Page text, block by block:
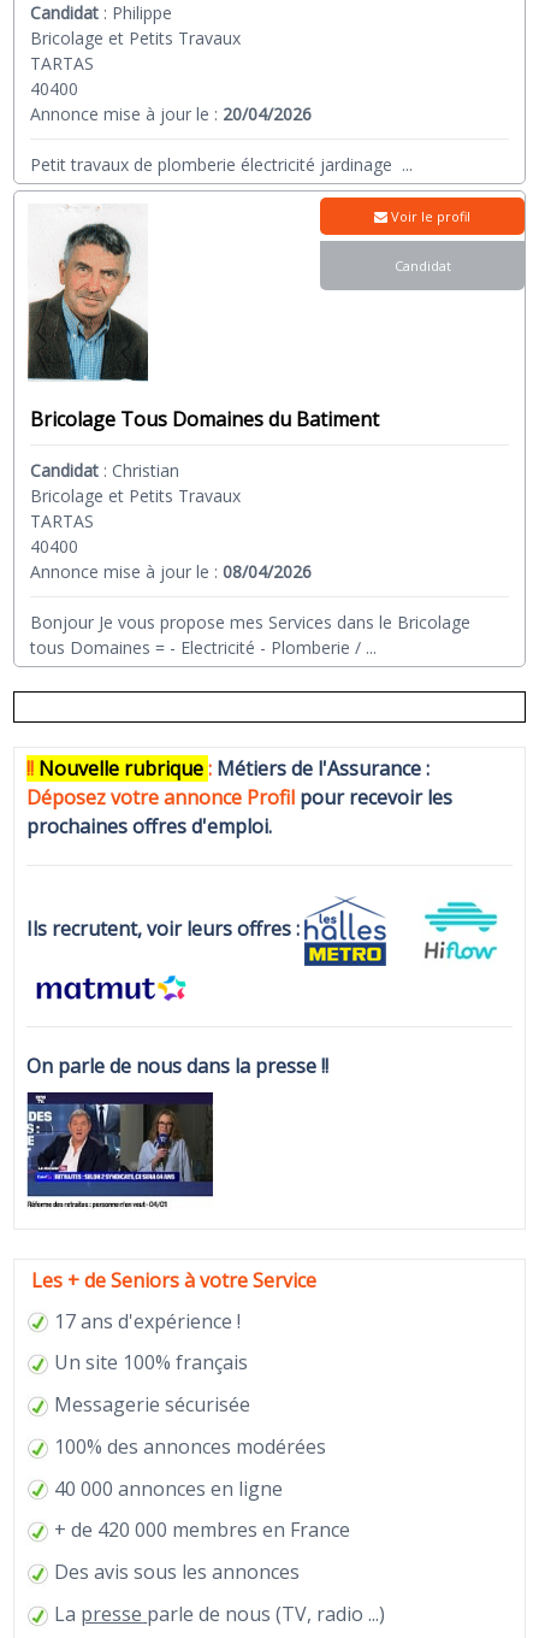
Candidat : Philippe
Bricolage et Petits Travaux
TARTAS
40400
Annonce mise à jour le : 20/04/2026
Petit travaux de plomberie électricité jardinage ...
Bricolage Tous Domaines du Batiment
Candidat : Christian
Bricolage et Petits Travaux
TARTAS
40400
Annonce mise à jour le :08/04/2026
Bonjour Je vous propose mes Services dans le Bricolage
tous Domaines = - Electricité - Plomberie / ...
Voir le profil
Candidat
!! Nouvelle rubrique: Métiers de l'Assurance :
Déposez votre annonce Profil pour recevoir les
prochaines offres d'emploi.
Ils recrutent, voir leurs offres :
On parle de nous dans la presse !!
Les + de Seniors à votre Service
17 ans d'expérience !
Un site 100% français
Messagerie sécurisée
100% des annonces modérées
40 000 annonces en ligne
+ de 420 000 membres en France
Des avis sous les annonces
La presse parle de nous (TV, radio ...)